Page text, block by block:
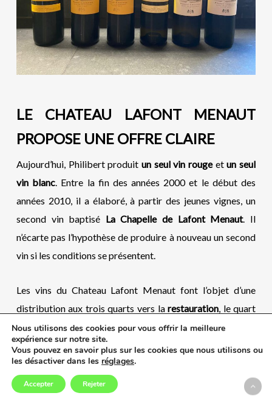
LE CHATEAU LAFONT MENAUT
PROPOSE UNE OFFRE CLAIRE
Aujourd’hui, Philibert produit un seul vin rougeetun seul
vin blanc. Entre la fin des années 2000 et le début des
années 2010, il a élaboré, à partir des jeunes vignes, un
second vin baptisé La Chapelle de Lafont Menaut. Il
n’écarte pas l’hypothèse de produire à nouveau un second
vin si les conditions se présentent.
Les vins du Chateau Lafont Menaut font l’objet d’une
distribution aux trois quarts vers larestauration, le quart
restant faisant le bonheur descavistes. A ce titre,Cash vin
est un grand partenaire du Chateau Lafont Menaut.
Chateau Lafont Menaut rouge 2019
Nous utilisons des cookies pour vous offrir la meilleure
expérience sur notre site.
Vous pouvez en savoir plus sur les cookies que nous utilisons ou
les désactiver dans les réglages.
Accepter Rejeter